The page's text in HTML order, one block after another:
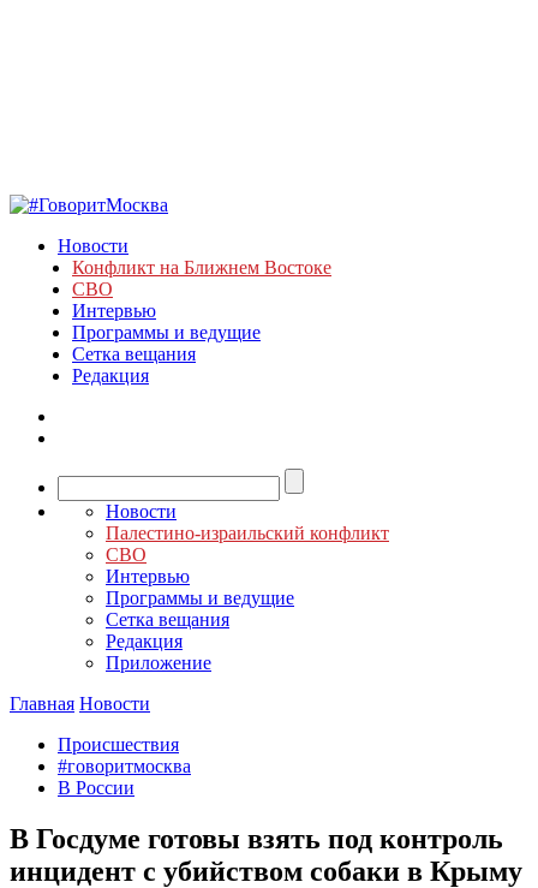
Новости
Конфликт на Ближнем Востоке
СВО
Интервью
Программы и ведущие
Сетка вещания
Редакция
Новости
Палестино-израильский конфликт
СВО
Интервью
Программы и ведущие
Сетка вещания
Редакция
Приложение
Главная Новости
Происшествия
#говоритмосква
В России
В Госдуме готовы взять под контроль
инцидент с убийством собаки в Крыму